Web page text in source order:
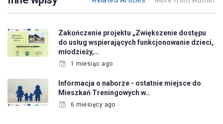
Zakończenie projektu „Zwiększenie dostępu
do usług wspierających funkcjonowanie dzieci,
młodzieży,…
1 miesiąc ago
Informacja o naborze - ostatnie miejsce do
Mieszkań Treningowych w…
6 miesięcy ago